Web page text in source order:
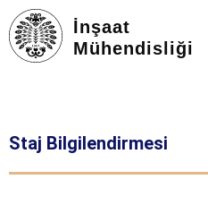
İnşaat
Mühendisliği
LISANS
Staj Bilgilendirmesi